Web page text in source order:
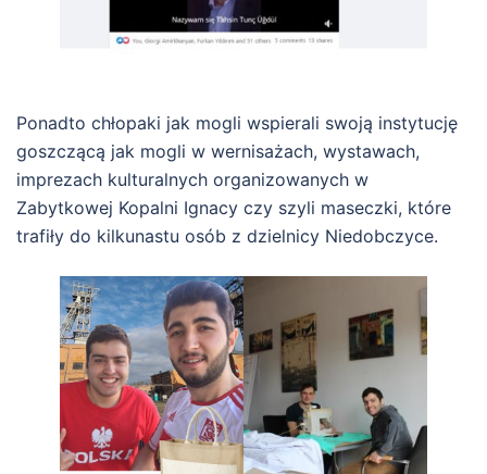
Ponadto chłopaki jak mogli wspierali swoją instytucję
goszczącą jak mogli w wernisażach, wystawach,
imprezach kulturalnych organizowanych w
Zabytkowej Kopalni Ignacy czy szyli maseczki, które
trafiły do kilkunastu osób z dzielnicy Niedobczyce.